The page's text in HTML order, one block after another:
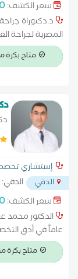
سعر الكشف:
د.دكتوراة
المصرية لجراحة
بعض من خدمات
علاج الكسور و
جراحة علاج
الجيلاتيني علاج
علاج الإنزلاق
المتقدمة
الملاعب علاج
إصابة غضروف
المتكرر للكتف
علاج النقرص
متاح بكرة من 1:00
إستشاري
الدقي
سعر الكشف:
عاماً في أدق
للـ الركبة،
إصابات الملاعب
متقدمة تشمل:
متاح بكرة من 4:00